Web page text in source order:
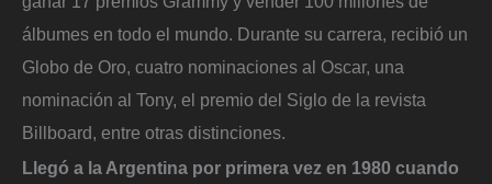
álbumes en todo el mundo. Durante su carrera, recibió un
Globo de Oro, cuatro nominaciones al Oscar, una
nominación al Tony, el premio del Siglo de la revista
Billboard, entre otras distinciones.
Llegó a la Argentina por primera vez en 1980 cuando